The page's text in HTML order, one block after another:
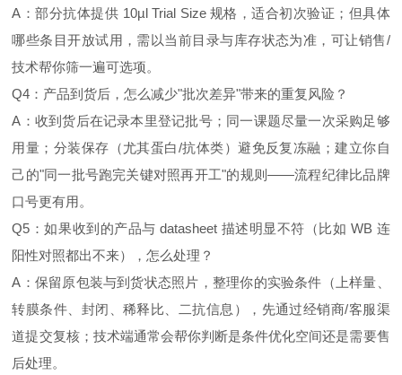
A：部分抗体提供 10µl Trial Size 规格，适合初次验证；但具体
哪些条目开放试用，需以当前目录与库存状态为准，可让销售/
技术帮你筛一遍可选项。
Q4：产品到货后，怎么减少"批次差异"带来的重复风险？
A：收到货后在记录本里登记批号；同一课题尽量一次采购足够
用量；分装保存（尤其蛋白/抗体类）避免反复冻融；建立你自
己的"同一批号跑完关键对照再开工"的规则——流程纪律比品牌
口号更有用。
Q5：如果收到的产品与 datasheet 描述明显不符（比如 WB 连
阳性对照都出不来），怎么处理？
A：保留原包装与到货状态照片，整理你的实验条件（上样量、
转膜条件、封闭、稀释比、二抗信息），先通过经销商/客服渠
道提交复核；技术端通常会帮你判断是条件优化空间还是需要售
后处理。